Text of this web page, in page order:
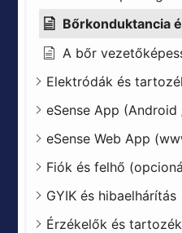
Bőrkonduktancia
A bőr
Elektródák és
eSense App (Android
eSense Web App
Fiók és felhő
GYIK és hibaelhárítás
Érzékelők és